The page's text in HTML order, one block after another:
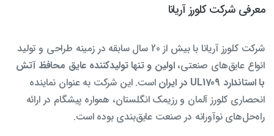
معرفی شرکت کلورز آریانا
شرکت کلورز آریانا با بیش از 20 سال سابقه در زمینه طراحی و تولید
انواع عایق‌های صنعتی،اولین و تنها تولیدکننده عایق محافظ آتش
با استاندارد UL1709 در ایران
است. این شرکت به عنوان نماینده
انحصاری کلورز آلمان و رزیمک انگلستان، همواره پیشگام در ارائه
راه‌حل‌های نوآورانه در صنعت عایق‌بندی بوده است.